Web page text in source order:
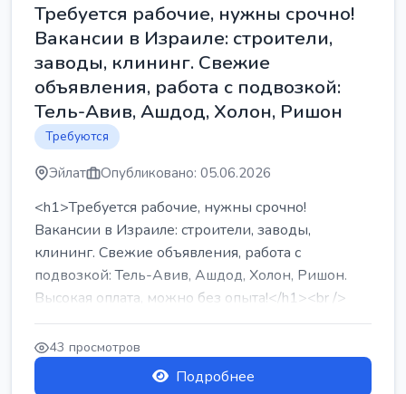
Требуется рабочие, нужны срочно!
Вакансии в Израиле: строители,
заводы, клининг. Свежие
объявления, работа с подвозкой:
Тель-Авив, Ашдод, Холон, Ришон
Требуются
Эйлат Опубликовано: 05.06.2026
<h1>Требуется рабочие, нужны срочно!
Вакансии в Израиле: строители, заводы,
клининг. Свежие объявления, работа с
подвозкой: Тель-Авив, Ашдод, Холон, Ришон.
Высокая оплата, можно без опыта!</h1><br />
...
43 просмотров
Подробнее